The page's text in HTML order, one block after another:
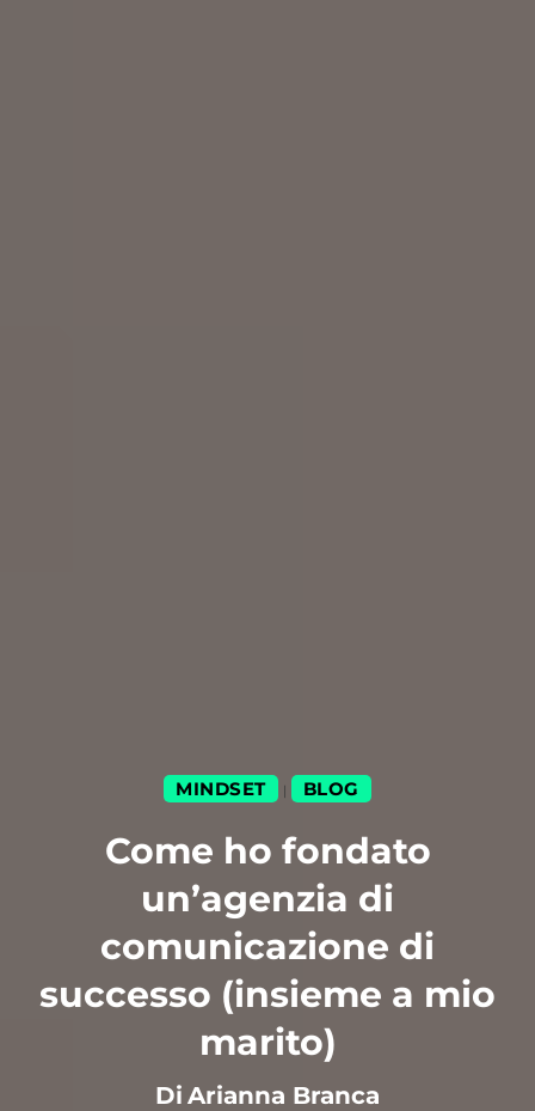
MINDSET | BLOG
Come ho fondato
un’agenzia di
comunicazione di
successo (insieme a mio
marito)
Di Arianna Branca